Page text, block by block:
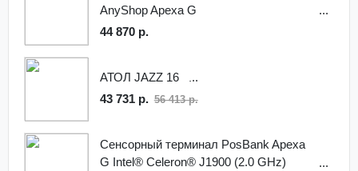
AnyShop Apexa G
44 870 р.
АТОЛ JAZZ 16
43 731 р. 56 413 р.
Сенсорный терминал PosBank Apexa
G Intel® Celeron® J1900 (2.0 GHz)